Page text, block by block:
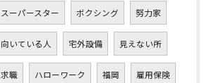
スーパースター ボクシング 努力家
向いている人 宅外設備 見えない所
求職 ハローワーク 福岡 雇用保険